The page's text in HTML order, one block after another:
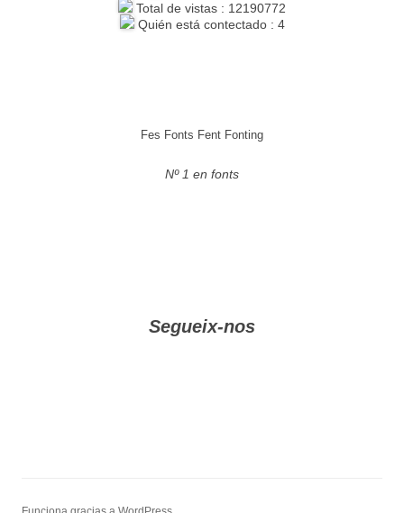
Total de vistas : 12190772
Quién está contectado : 4
Fes Fonts Fent Fonting
Nº 1 en fonts
Segueix-nos